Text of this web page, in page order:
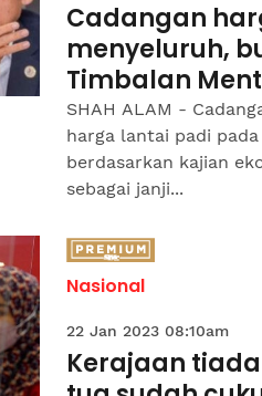
Cadangan
menyeluruh,
Timbalan
SHAH ALAM -
harga lantai padi
berdasarkan kajian
sebagai janji...
Nasional
22 Jan 2023 08:10am
Kerajaan